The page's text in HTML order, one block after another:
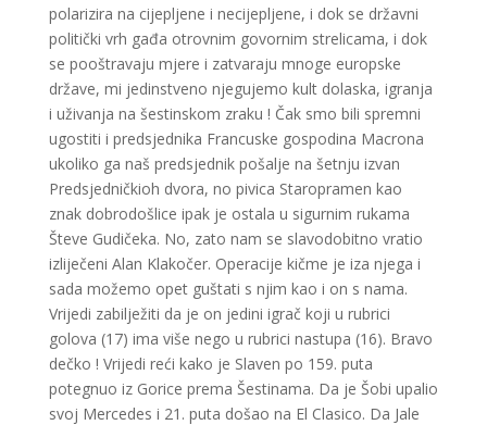
polarizira na cijepljene i necijepljene, i dok se državni
politički vrh gađa otrovnim govornim strelicama, i dok
se pooštravaju mjere i zatvaraju mnoge europske
države, mi jedinstveno njegujemo kult dolaska, igranja
i uživanja na šestinskom zraku ! Čak smo bili spremni
ugostiti i predsjednika Francuske gospodina Macrona
ukoliko ga naš predsjednik pošalje na šetnju izvan
Predsjedničkioh dvora, no pivica Staropramen kao
znak dobrodošlice ipak je ostala u sigurnim rukama
Števe Gudičeka. No, zato nam se slavodobitno vratio
izliječeni Alan Klakočer. Operacije kičme je iza njega i
sada možemo opet guštati s njim kao i on s nama.
Vrijedi zabilježiti da je on jedini igrač koji u rubrici
golova (17) ima više nego u rubrici nastupa (16). Bravo
dečko ! Vrijedi reći kako je Slaven po 159. puta
potegnuo iz Gorice prema Šestinama. Da je Šobi upalio
svoj Mercedes i 21. puta došao na El Clasico. Da Jale